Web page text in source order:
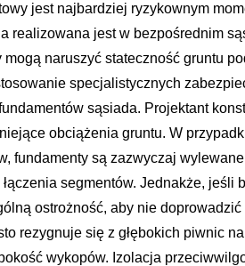
jest najbardziej ryzykownym
realizowana jest w bezpośrednim
mogą naruszyć stateczność gruntu
specjalistycznych
sąsiada. Projektant
obciążenia gruntu. W
fundamenty są zazwyczaj wylewane
segmentów. Jednakże, jeśli
ostrożność, aby nie
rezygnuje się z głębokich piwnic
wykopów. Izolacja